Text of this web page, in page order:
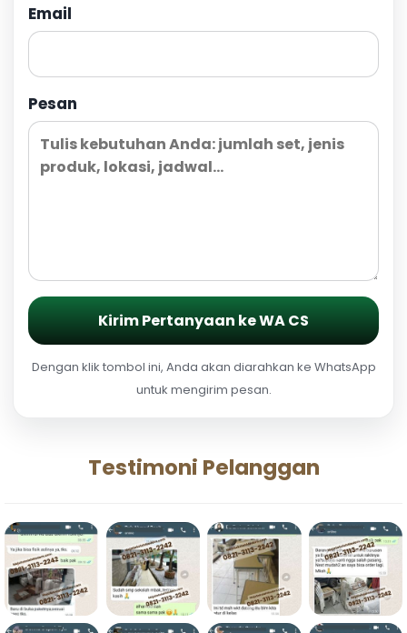
Email
Pesan
Kirim Pertanyaan ke WA CS
Dengan klik tombol ini, Anda akan diarahkan ke WhatsApp
untuk mengirim pesan.
Testimoni Pelanggan